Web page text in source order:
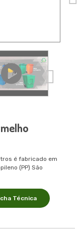
é fabricado em
(PP) São
Técnica